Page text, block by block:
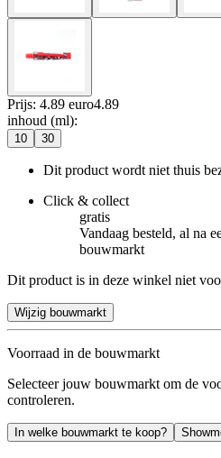
Prijs: 4.89 euro4.89
inhoud (ml):
10 30
Dit product wordt niet thuis
Click & collect
gratis
Vandaag besteld, al na
bouwmarkt
Dit product is in deze winkel niet
Wijzig bouwmarkt
Voorraad in de bouwmarkt
Selecteer jouw bouwmarkt om de
controleren.
In welke bouwmarkt te koop?